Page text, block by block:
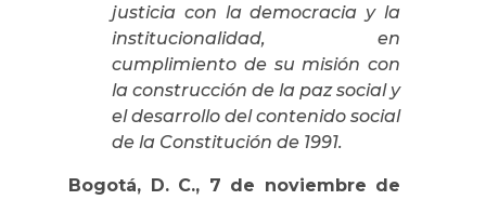
justicia con la democracia y la
institucionalidad, en
cumplimiento de su misión con
la construcción de la paz social y
el desarrollo del contenido social
de la Constitución de 1991.
Bogotá, D. C., 7 de noviembre de